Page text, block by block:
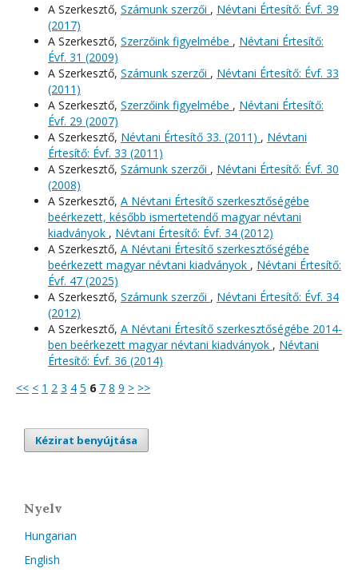
A Szerkesztő, Számunk szerzői , Névtani Értesítő: Évf. 39
(2017)
A Szerkesztő, Szerzőink figyelmébe , Névtani Értesítő:
Évf. 31 (2009)
A Szerkesztő, Számunk szerzői , Névtani Értesítő: Évf. 33
(2011)
A Szerkesztő, Szerzőink figyelmébe , Névtani Értesítő:
Évf. 29 (2007)
A Szerkesztő, Névtani Értesítő 33. (2011) , Névtani
Értesítő: Évf. 33 (2011)
A Szerkesztő, Számunk szerzői , Névtani Értesítő: Évf. 30
(2008)
A Szerkesztő, A Névtani Értesítő szerkesztőségébe
beérkezett, később ismertetendő magyar névtani
kiadványok , Névtani Értesítő: Évf. 34 (2012)
A Szerkesztő, A Névtani Értesítő szerkesztőségébe
beérkezett magyar névtani kiadványok , Névtani Értesítő:
Évf. 47 (2025)
A Szerkesztő, Számunk szerzői , Névtani Értesítő: Évf. 34
(2012)
A Szerkesztő, A Névtani Értesítő szerkesztőségébe 2014-
ben beérkezett magyar névtani kiadványok , Névtani
Értesítő: Évf. 36 (2014)
<< < 1 2 3 4 5 6 7 8 9 > >>
Kézirat benyújtása
Nyelv
Hungarian
English